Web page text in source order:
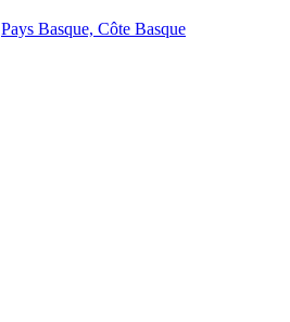
Pays Basque, Côte Basque